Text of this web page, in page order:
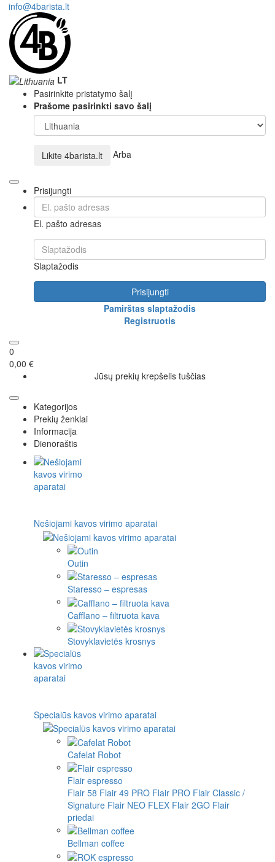
info@4barista.lt
LT
Pasirinkite pristatymo šalį
Prašome pasirinkti savo šalį
Likite 4barista.lt Arba
Prisijungti
El. pašto adresas
Slaptažodis
Prisijungti
Pamirštas slaptažodis
Registruotis
0
0,00 €
Jūsų prekių krepšelis tuščias
Kategorijos
Prekių ženklai
Informacija
Dienoraštis
Nešiojami kavos virimo aparatai
Outin
Staresso – espresas
Cafflano – filtruota kava
Stovyklavietės krosnys
Specialūs kavos virimo aparatai
Cafelat Robot
Flair espresso
Flair 58 Flair 49 PRO Flair PRO Flair Classic /
Signature Flair NEO FLEX Flair 2GO Flair
priedai
Bellman coffee